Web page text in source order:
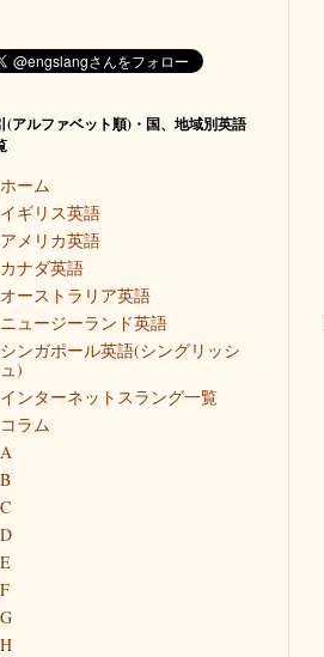
(アルファベット順)・国、地域別英語
ホーム
イギリス英語
アメリカ英語
カナダ英語
オーストラリア英語
ニュージーランド英語
シンガポール英語(シングリッシ
ュ)
インターネットスラング一覧
コラム
A
B
C
D
E
F
G
H